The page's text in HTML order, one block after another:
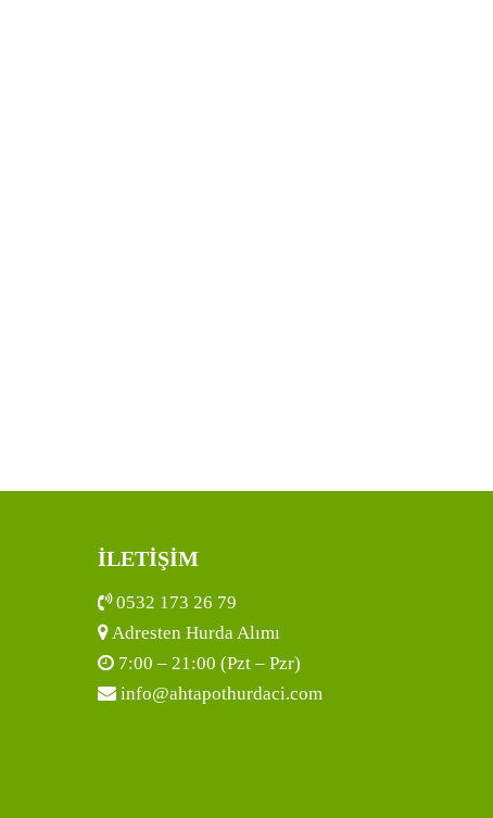
İLETİŞİM
0532 173 26 79
Adresten Hurda Alımı
7:00 – 21:00 (Pzt – Pzr)
info@ahtapothurdaci.com